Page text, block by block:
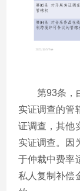
第93条，
实证调查的管
证调查，其他
实证调查。因
于仲裁中费率
私人复制补偿